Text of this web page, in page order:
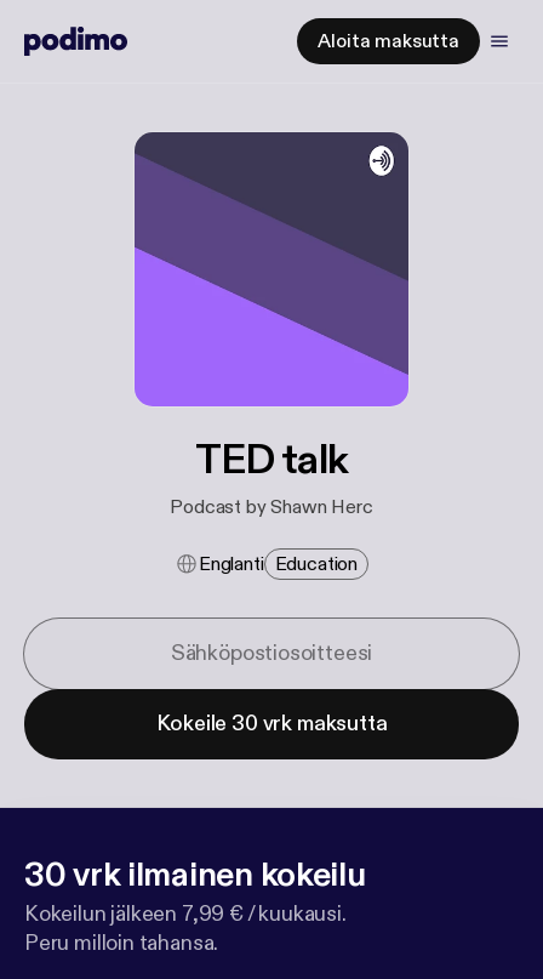
Aloita maksutta
TED talk
Podcast by Shawn Herc
Englanti Education
Kokeile 30 vrk maksutta
30 vrk ilmainen kokeilu
Kokeilun jälkeen 7,99 € / kuukausi.
Peru milloin tahansa.